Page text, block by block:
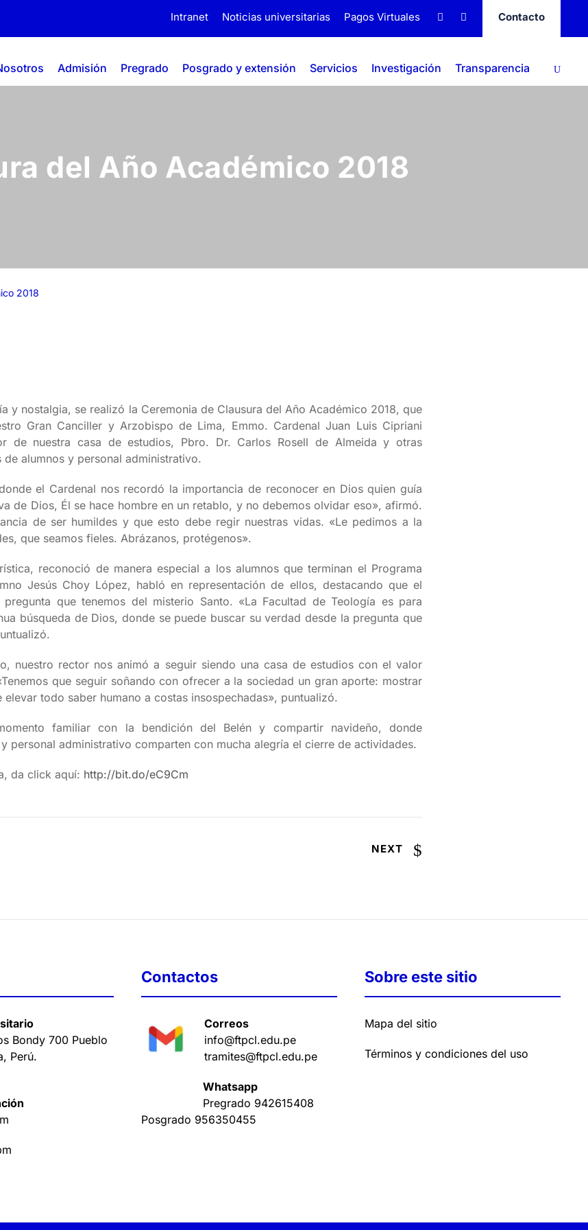
Intranet Noticias universitarias Pagos Virtuales Contacto
Admisión Pregrado Posgrado y extensión Servicios Investigación Transparencia
del Año Académico 2018
2018
y nostalgia, se realizó la Ceremonia de Clausura del Año Académico 2018, que
Gran Canciller y Arzobispo de Lima, Emmo. Cardenal Juan Luis Cipriani
de nuestra casa de estudios, Pbro. Dr. Carlos Rosell de Almeida y otras
alumnos y personal administrativo.
el Cardenal nos recordó la importancia de reconocer en Dios quien guía
de Dios, Él se hace hombre en un retablo, y no debemos olvidar eso», afirmó.
de ser humildes y que esto debe regir nuestras vidas. «Le pedimos a la
que seamos fieles. Abrázanos, protégenos».
reconoció de manera especial a los alumnos que terminan el Programa
Jesús Choy López, habló en representación de ellos, destacando que el
que tenemos del misterio Santo. «La Facultad de Teología es para
búsqueda de Dios, donde se puede buscar su verdad desde la pregunta que
nuestro rector nos animó a seguir siendo una casa de estudios con el valor
que seguir soñando con ofrecer a la sociedad un gran aporte: mostrar
todo saber humano a costas insospechadas», puntualizó.
familiar con la bendición del Belén y compartir navideño, donde
personal administrativo comparten con mucha alegría el cierre de actividades.
da click aquí: http://bit.do/eC9Cm
NEXT
Bondy 700 Pueblo
Perú.
Contactos
Correos
info@ftpcl.edu.pe
tramites@ftpcl.edu.pe
Whatsapp
Pregrado 942615408
Posgrado 956350455
Sobre este sitio
Mapa del sitio
Términos y condiciones del uso